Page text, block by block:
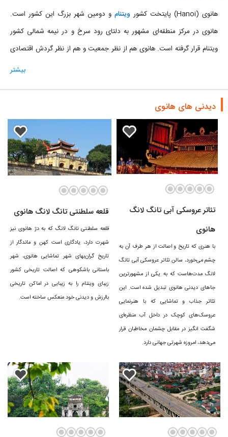
هانوی (Hanoi) پایتخت کشور ویتنام و دومین شهر بزرگ این کشور است.
هانوی در مرکز منطقه‌ای مشهور به دلتای رود سرخ و در نیمه شمالی کشور
ویتنام قرار گرفته است. هانوی هم از نظر جمعیت و هم از نظر گردش اقتصادی
در رتبه دوم پس از شهر هو چی مین در جنوب ویتنام جای دارد. هانوی با
تاریخچه هانوی
شهر هانوی در حوالی سال ۱۰۱۰ میلادی به دست «لای تای تو» به عنوان
پایتخت امپراتوری ویتنام در کنار رود سرخ و با نام قدیمی «تانگ لانگ» پایه
گذاری شد. تانگ لانگ تا سال ۱۸۰۲ مهمترین شهر ویتنام بود تا اینکه آخرین
این شهر گذاشته شد. در سال ۱۸۷۳ هانوی توسط نیروهای فرانسوی اشغال شد
و این شهر تا سال ۱۹۴۰ مرکز منطقه استعماری فرانسه در هندو چین بود. در
جنگ جهانی دوم این شهر توسط نیروهای ژاپنی اشغال شد و پس از جنگ
ویتنام استقلال خود را به دست آورد. پس از جنگ ویتنام، هانوی پایتخت
جدید کشور ویتنام شد.
بیشتر
دیدنی های هانوی
تئاتر عروسکی آبی تانگ لانگ
هانوی
با هنری که تاریخ و اصالت از هر طرف آن به
چشم می‌خورد، سالن تئاتر عروسکی آبی تانگ
لانگ مدت‌هاست که به یکی از مشهورترین
جاهای دیدنی هانوی تبدیل شده است. این
تئاتر جذاب و تماشایی که با هنرنمایی
عروسک‌های کوچک در داخل آب منظره‌ای
شگفت انگیز در مقابل چشمان مخاطبان قرار
می‌دهد، امروزه شهرتی جهانی دارد.
قلعه سلطنتی تانگ لانگ هانوی
قلعه سلطنتی تانگ لانگ که به دژ هانوی نیز
شهرت دارد، یادگاری است کهن و ماندگار از
تاریخ گران‌بهای شهر تماشایی هانوی، شهر
باستانی باشکوهی که اصالت تاریخی کشور
زیبای ویتنام را به زیبایی در اماکن تاریخی
باارزش و دیدنی‌ خود منعکس ساخته است.